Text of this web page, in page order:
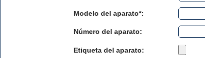
Modelo del aparato*:
Número del aparato:
Etiqueta del aparato: